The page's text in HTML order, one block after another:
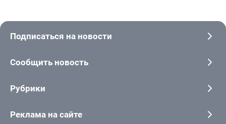
Подписаться на новости
Сообщить новость
Рубрики
Реклама на сайте